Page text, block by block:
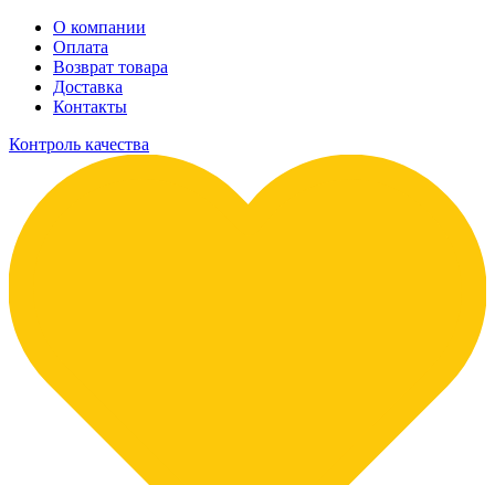
О компании
Оплата
Возврат товара
Доставка
Контакты
Контроль качества